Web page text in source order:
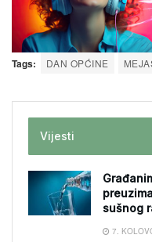
Tags: DAN OPĆINE
Vijesti
sušnog
7.